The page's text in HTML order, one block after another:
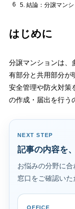
6 5. 結論：分譲マン
はじめに
分譲マンションは、
有部分と共用部分が
安全管理や防火対策
の作成・届出を行う
NEXT STEP
記事の内容を
お悩みの分野に
窓口をご確認いた
OFFICE